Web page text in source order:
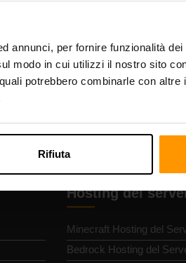
annunci, per fornire funzionalità
modo in cui utilizzi il nostro sito
potrebbero combinarle con
Rifiuta
(MC 1.19).
Installa il server a Forge 41.0.67
tuo server → Server di gioco →
Divertiti a giocare sul server!
Hosting del
Minecraft Hosting del
Bedrock Hosting del